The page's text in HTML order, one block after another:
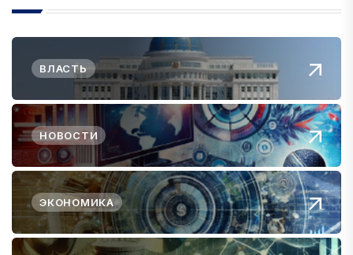
ВЛАСТЬ
НОВОСТИ
ЭКОНОМИКА